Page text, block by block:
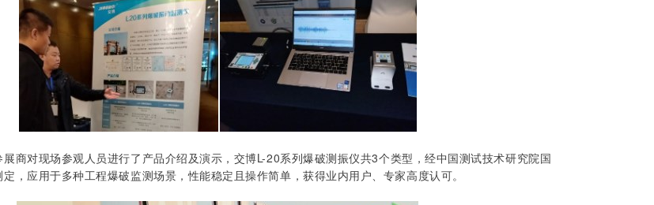
商对现场参观人员进行了产品介绍及演示，交博L-20系列爆破测振仪共3个类型，经中国测试技术研究院国
，应用于多种工程爆破监测场景，性能稳定且操作简单，获得业内用户、专家高度认可。